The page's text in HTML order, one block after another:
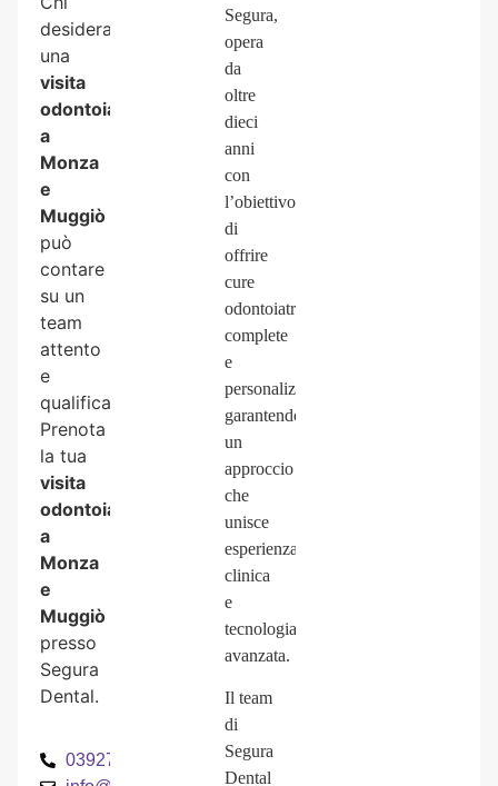
desidera
una
visita
odontoiatrica
a
Monza
e
Muggiò
può
contare
su un
team
attento
e
qualificato.
Prenota
la tua
visita
odontoiatrica
a
Monza
e
Muggiò
presso
Segura
Dental.
0392785549
Segura,
opera
da
oltre
dieci
anni
con
l’obiettivo
di
offrire
cure
odontoiatriche
complete
e
personalizzate,
garantendo
un
approccio
che
unisce
esperienza
clinica
e
tecnologia
avanzata.
Il team
di
Segura
Dental